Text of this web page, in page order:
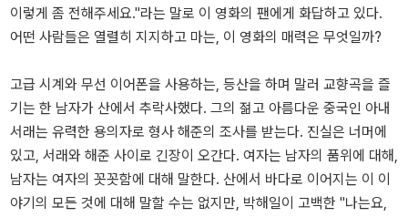
이렇게 좀 전해주세요."라는 말로 이 영화의 팬에게 화답하고 있다.
어떤 사람들은 열렬히 지지하고 마는, 이 영화의 매력은 무엇일까?
고급 시계와 무선 이어폰을 사용하는, 등산을 하며 말러 교향곡을 즐
기는 한 남자가 산에서 추락사했다. 그의 젊고 아름다운 중국인 아내
서래는 유력한 용의자로 형사 해준의 조사를 받는다. 진실은 너머에
있고, 서래와 해준 사이로 긴장이 오간다. 여자는 남자의 품위에 대해,
남자는 여자의 꼿꼿함에 대해 말한다. 산에서 바다로 이어지는 이 이
야기의 모든 것에 대해 말할 수는 없지만, 박해일이 고백한 "나는요,